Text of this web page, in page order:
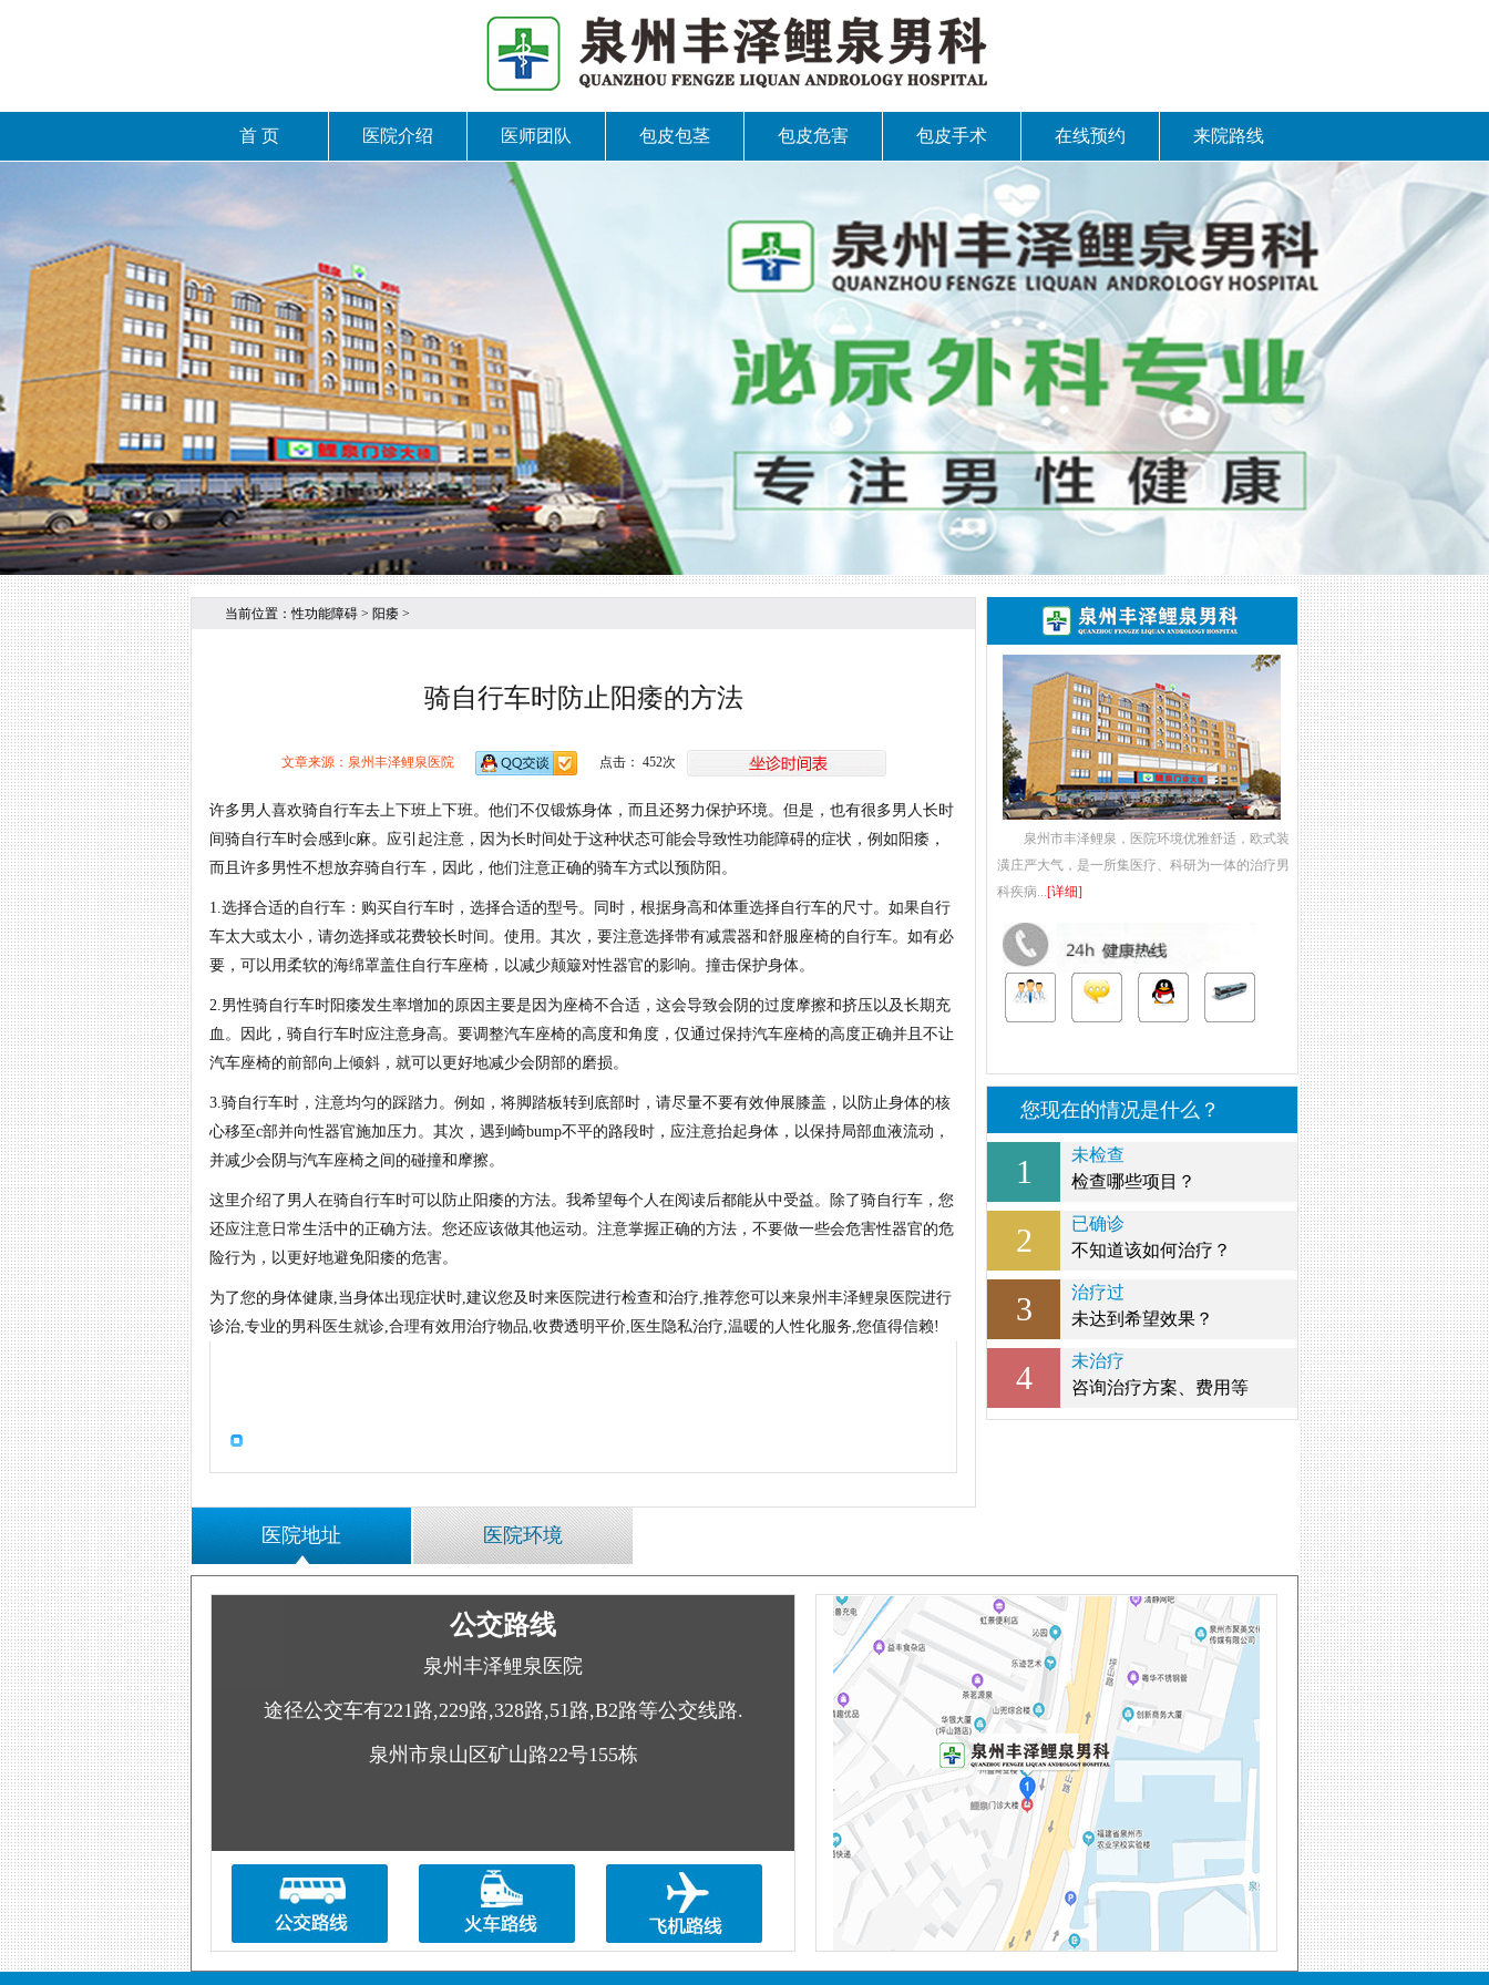
首 页 医院介绍 医师团队 包皮包茎 包皮危害 包皮手术 在线预约 来院路线
当前位置：性功能障碍 > 阳痿 >
骑自行车时防止阳痿的方法
文章来源：泉州丰泽鲤泉医院 点击： 452次
许多男人喜欢骑自行车去上下班上下班。他们不仅锻炼身体，而且还努力保护环境。但是，也有很多男人长时
间骑自行车时会感到c麻。应引起注意，因为长时间处于这种状态可能会导致性功能障碍的症状，例如阳痿，
而且许多男性不想放弃骑自行车，因此，他们注意正确的骑车方式以预防阳。
1.选择合适的自行车：购买自行车时，选择合适的型号。同时，根据身高和体重选择自行车的尺寸。如果自行
车太大或太小，请勿选择或花费较长时间。使用。其次，要注意选择带有减震器和舒服座椅的自行车。如有必
要，可以用柔软的海绵罩盖住自行车座椅，以减少颠簸对性器官的影响。撞击保护身体。
2.男性骑自行车时阳痿发生率增加的原因主要是因为座椅不合适，这会导致会阴的过度摩擦和挤压以及长期充
血。因此，骑自行车时应注意身高。要调整汽车座椅的高度和角度，仅通过保持汽车座椅的高度正确并且不让
汽车座椅的前部向上倾斜，就可以更好地减少会阴部的磨损。
3.骑自行车时，注意均匀的踩踏力。例如，将脚踏板转到底部时，请尽量不要有效伸展膝盖，以防止身体的核
心移至c部并向性器官施加压力。其次，遇到崎bump不平的路段时，应注意抬起身体，以保持局部血液流动，
并减少会阴与汽车座椅之间的碰撞和摩擦。
这里介绍了男人在骑自行车时可以防止阳痿的方法。我希望每个人在阅读后都能从中受益。除了骑自行车，您
还应注意日常生活中的正确方法。您还应该做其他运动。注意掌握正确的方法，不要做一些会危害性器官的危
险行为，以更好地避免阳痿的危害。
为了您的身体健康,当身体出现症状时,建议您及时来医院进行检查和治疗,推荐您可以来泉州丰泽鲤泉医院进行
诊治,专业的男科医生就诊,合理有效用治疗物品,收费透明平价,医生隐私治疗,温暖的人性化服务,您值得信赖!
泉州市丰泽鲤泉，医院环境优雅舒适，欧式装
潢庄严大气，是一所集医疗、科研为一体的治疗男
科疾病...[详细]
您现在的情况是什么？
1
未检查
检查哪些项目？
2
已确诊
不知道该如何治疗？
3
治疗过
未达到希望效果？
4
未治疗
咨询治疗方案、费用等
医院地址 医院环境
公交路线
泉州丰泽鲤泉医院
途径公交车有221路,229路,328路,51路,B2路等公交线路.
泉州市泉山区矿山路22号155栋